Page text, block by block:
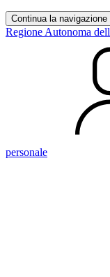
Continua la navigazione
Regione Autonoma
personale